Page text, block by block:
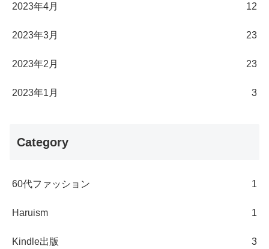
2023年4月 12
2023年3月 23
2023年2月 23
2023年1月 3
Category
60代ファッション 1
Haruism 1
Kindle出版 3